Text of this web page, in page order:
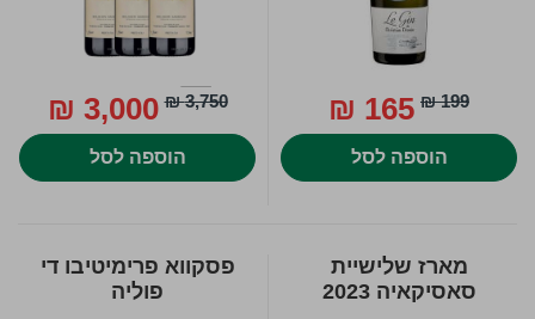
199 ₪
165 ₪
הוספה לסל
3,750 ₪
3,000 ₪
הוספה לסל
מארז שלישיית
סאסיקאיה 2023
פסקווא פרימיטיבו די
פוליה